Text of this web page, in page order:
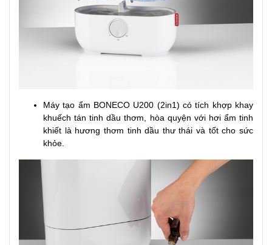
Máy tạo ẩm BONECO U200 (2in1) có tích khợp khay
khuếch tán tinh dầu thơm, hòa quyện với hơi ẩm tinh
khiết là hương thơm tinh dầu thư thái và tốt cho sức
khỏe.